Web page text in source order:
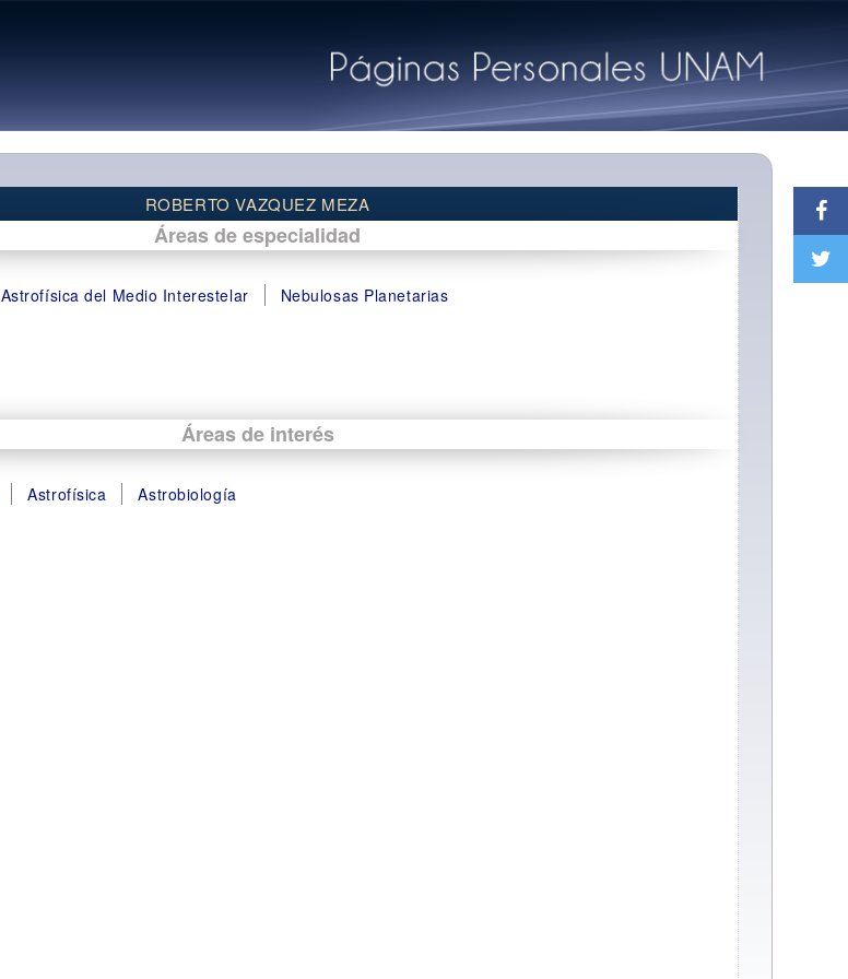
ROBERTO VAZQUEZ MEZA
Áreas de especialidad
Astrofísica del Medio Interestelar Nebulosas Planetarias
Áreas de interés
Astrofísica Astrobiología